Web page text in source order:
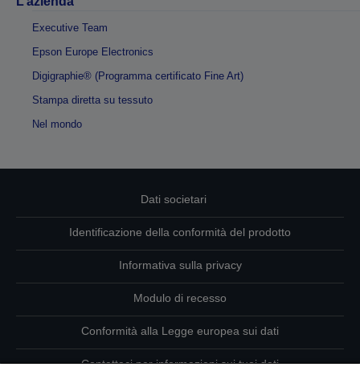
Executive Team
Epson Europe Electronics
Digigraphie® (Programma certificato Fine Art)
Stampa diretta su tessuto
Nel mondo
Dati societari
Identificazione della conformità del prodotto
Informativa sulla privacy
Modulo di recesso
Conformità alla Legge europea sui dati
Contattaci per informazioni sui tuoi dati